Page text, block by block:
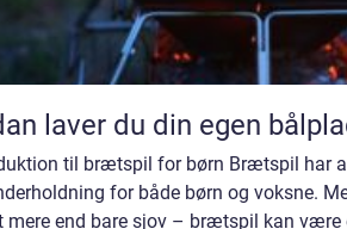
laver du din egen
til brætspil for børn Brætspil har
for både børn og voksne.
mere end bare sjov – brætspil kan